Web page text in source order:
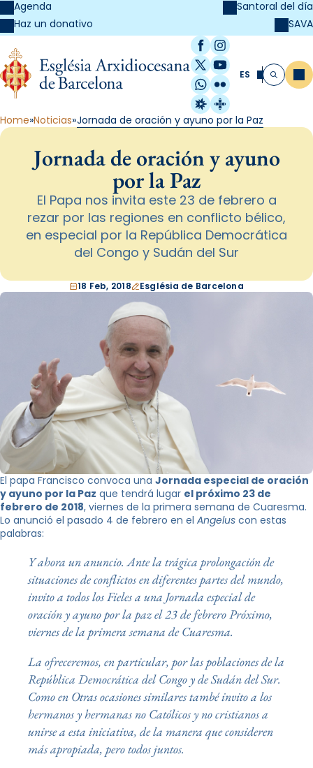
Agenda
Haz un donativo
Santoral del día
SAVA
Facebook
Instagram
X / Twitter
YouTube
WhatsApp
Flickr
Radio Estel
Catalunya
ES Buscar
Home Noticias Jornada de oración y ayuno por la Paz
Jornada de oración y ayuno
por la Paz
El Papa nos invita este 23 de febrero a
rezar por las regiones en conflicto bélico,
en especial por la República Democrática
del Congo y Sudán del Sur
18 Feb, 2018 Església de Barcelona
El papa Francisco convoca una Jornada especial de oración
y ayuno por la Paz que tendrá lugar el próximo 23 de
febrero de 2018, viernes de la primera semana de Cuaresma.
Lo anunció el pasado 4 de febrero en el Angelus con estas
palabras:
Y ahora un anuncio. Ante la trágica prolongación de
situaciones de conflictos en diferentes partes del mundo,
invito a todos los Fieles a una Jornada especial de
oración y ayuno por la paz el 23 de febrero Próximo,
viernes de la primera semana de Cuaresma.
La ofreceremos, en particular, por las poblaciones de la
República Democrática del Congo y de Sudán del Sur.
Como en Otras ocasiones similares també invito a los
hermanos y hermanas no Católicos y no cristianos a
unirse a esta iniciativa, de la manera que consideren
más apropiada, pero todos juntos.